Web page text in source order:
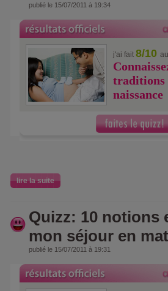
publié le 15/07/2011 à 19:34
j'ai fait 8/10
traditions
naissance
lire la suite
Quizz: 10 notions
mon séjour en
publié le 15/07/2011 à 19:31